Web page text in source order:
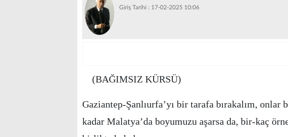
Giriş Tarihi : 17-02-2025 10:06
(BAĞIMSIZ KÜRSÜ)
Gaziantep-Şanlıurfa’yı bir tarafa bırakalım,
kadar Malatya’da boyumuzu aşarsa da, bir-kaç